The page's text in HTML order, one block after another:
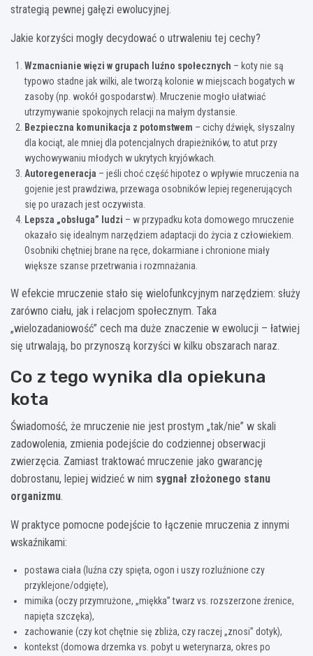
strategią pewnej gałęzi ewolucyjnej.
Jakie korzyści mogły decydować o utrwaleniu tej cechy?
Wzmacnianie więzi w grupach luźno społecznych – koty nie są
typowo stadne jak wilki, ale tworzą kolonie w miejscach bogatych w
zasoby (np. wokół gospodarstw). Mruczenie mogło ułatwiać
utrzymywanie spokojnych relacji na małym dystansie.
Bezpieczna komunikacja z potomstwem – cichy dźwięk, słyszalny
dla kociąt, ale mniej dla potencjalnych drapieżników, to atut przy
wychowywaniu młodych w ukrytych kryjówkach.
Autoregeneracja – jeśli choć część hipotez o wpływie mruczenia na
gojenie jest prawdziwa, przewaga osobników lepiej regenerujących
się po urazach jest oczywista.
Lepsza „obsługa” ludzi – w przypadku kota domowego mruczenie
okazało się idealnym narzędziem adaptacji do życia z człowiekiem.
Osobniki chętniej brane na ręce, dokarmiane i chronione miały
większe szanse przetrwania i rozmnażania.
W efekcie mruczenie stało się wielofunkcyjnym narzędziem: służy
zarówno ciału, jak i relacjom społecznym. Taka
„wielozadaniowość” cech ma duże znaczenie w ewolucji – łatwiej
się utrwalają, bo przynoszą korzyści w kilku obszarach naraz.
Co z tego wynika dla opiekuna
kota
Świadomość, że mruczenie nie jest prostym „tak/nie” w skali
zadowolenia, zmienia podejście do codziennej obserwacji
zwierzęcia. Zamiast traktować mruczenie jako gwarancję
dobrostanu, lepiej widzieć w nim sygnał złożonego stanu
organizmu.
W praktyce pomocne podejście to łączenie mruczenia z innymi
wskaźnikami:
postawa ciała (luźna czy spięta, ogon i uszy rozluźnione czy
przyklejone/odgięte),
mimika (oczy przymrużone, „miękka” twarz vs. rozszerzone źrenice,
napięta szczęka),
zachowanie (czy kot chętnie się zbliża, czy raczej „znosi” dotyk),
kontekst (domowa drzemka vs. pobyt u weterynarza, okres po